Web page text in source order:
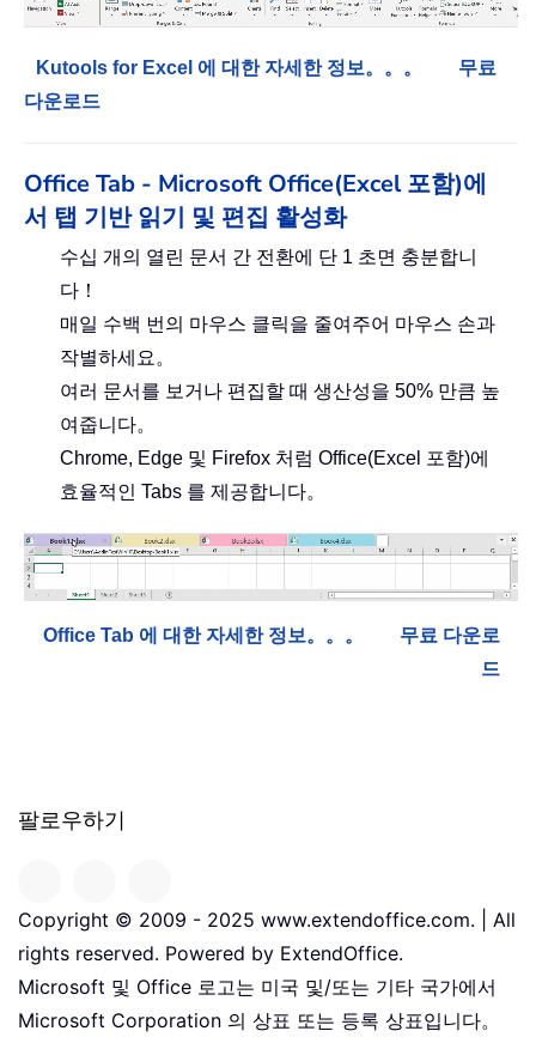
Kutools for Excel 에 대한 자세한 정보。。。
무료
다운로드
Office Tab - Microsoft Office(Excel 포함)에
서 탭 기반 읽기 및 편집 활성화
수십 개의 열린 문서 간 전환에 단 1 초면 충분합니
다！
매일 수백 번의 마우스 클릭을 줄여주어 마우스 손과
작별하세요。
여러 문서를 보거나 편집할 때 생산성을 50% 만큼 높
여줍니다。
Chrome, Edge 및 Firefox 처럼 Office(Excel 포함)에
효율적인 Tabs 를 제공합니다。
Office Tab 에 대한 자세한 정보。。。
무료 다운로
드
팔로우하기
Copyright © 2009 - 2025 www.extendoffice.com. | All
rights reserved. Powered by ExtendOffice.
Microsoft 및 Office 로고는 미국 및/또는 기타 국가에서
Microsoft Corporation 의 상표 또는 등록 상표입니다。